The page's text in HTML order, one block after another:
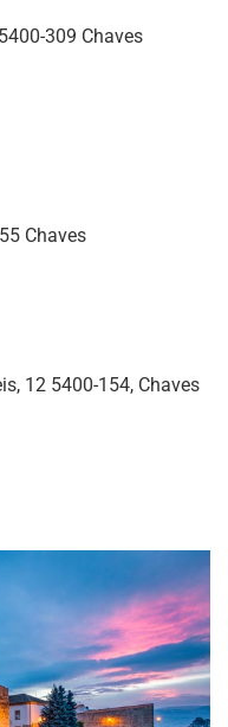
309 Chaves
Chaves
12 5400-154, Chaves